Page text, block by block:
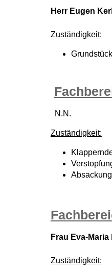
Herr Eugen
Zuständigkeit:
N.N.
Zuständigkeit:
Frau Eva-
Zuständigkeit: